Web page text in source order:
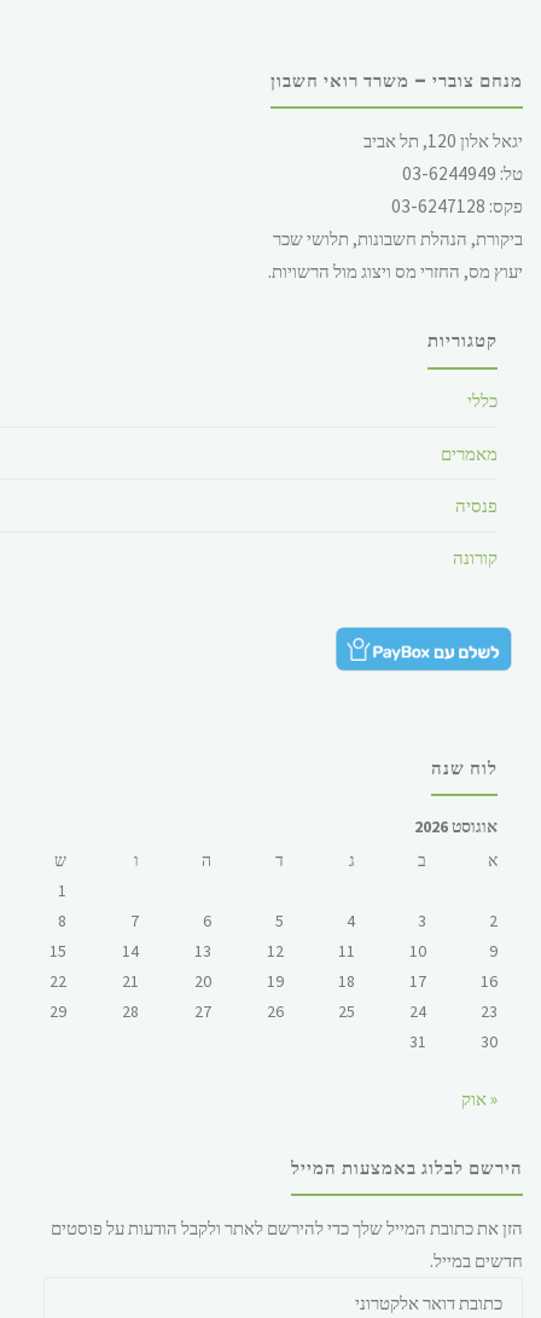
שכר המינימום במשק, החל מ
עבור 5 ימי עבודה ) ולשעה
28.49 ש"ח.
מנחם צוברי – משרד רואי חשבון
יגאל אלון 120, תל אביב
טל: 03-6244949
פקס: 03-6247128
ביקורת, הנהלת חשבונות, תלושי שכר
יעוץ מס, החזרי מס ויצוג מול הרשויות.
קטגוריות
כללי
מאמרים
פנסיה
קורונה
לוח שנה
אוגוסט 2026
א
ב ג ד ה ו
ש
1
2
3
4
5
6
7
8
9
10
11
12
13
14
15
16
17
18
19
20
21
22
23
24
25
26
27
28
29
30
31
« אוק
הירשם לבלוג באמצעות המייל
הזן את כתובת המייל שלך כדי להירשם לאתר ולקבל הודעות על פוסטים
חדשים במייל.